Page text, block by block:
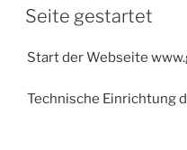
AM
Seite gestartet
Start der Webseite
Technische Einrichtung